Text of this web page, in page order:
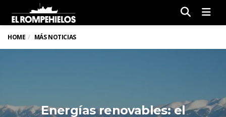
HOME MÁS NOTICIAS
Energías renovables: el